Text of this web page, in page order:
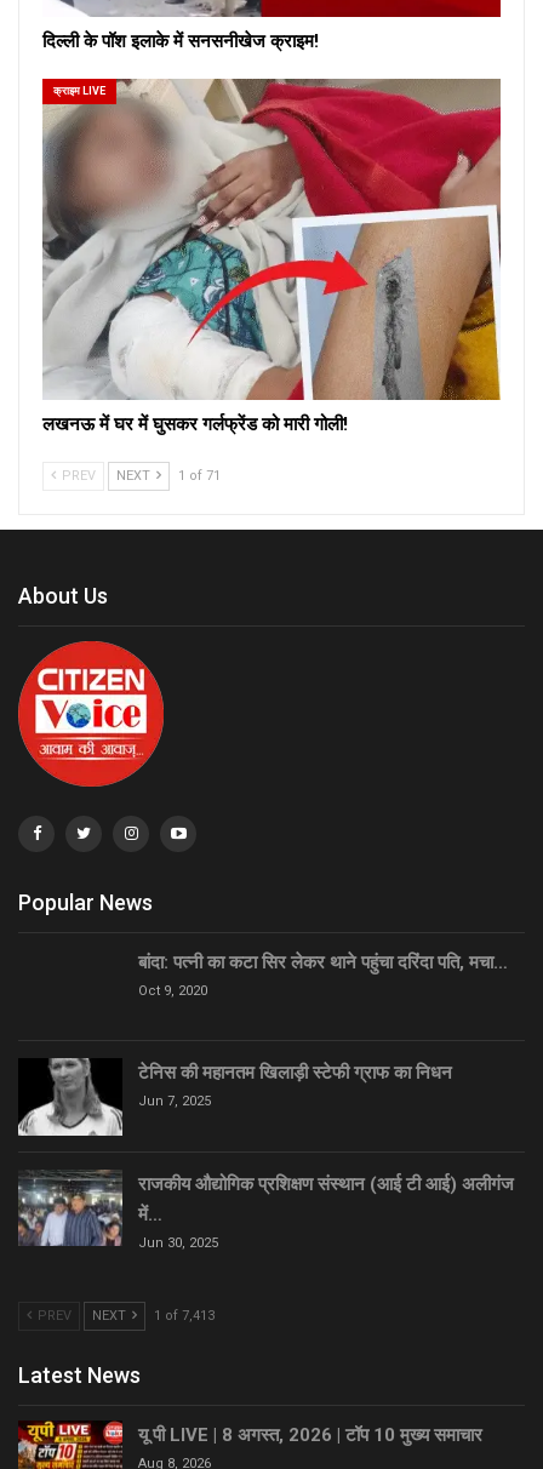
दिल्ली के पॉश इलाके में सनसनीखेज क्राइम!
क्राइम LIVE
लखनऊ में घर में घुसकर गर्लफ्रेंड को मारी गोली!
PREV NEXT 1 of 71
About Us
Popular News
बांदा: पत्नी का कटा सिर लेकर थाने पहुंचा दरिंदा पति, मचा…
Oct 9, 2020
टेनिस की महानतम खिलाड़ी स्टेफी ग्राफ का निधन
Jun 7, 2025
राजकीय औद्योगिक प्रशिक्षण संस्थान (आई टी आई) अलीगंज
में…
Jun 30, 2025
PREV NEXT 1 of 7,413
Latest News
यू पी LIVE | 8 अगस्त, 2026 | टॉप 10 मुख्य समाचार
Aug 8, 2026